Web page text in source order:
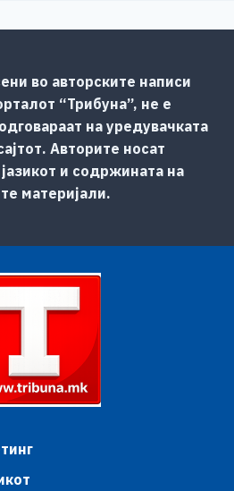
во авторските написи
“Трибуна”, не е
на уредувачката
Авторите носат
и содржината на
материјали.